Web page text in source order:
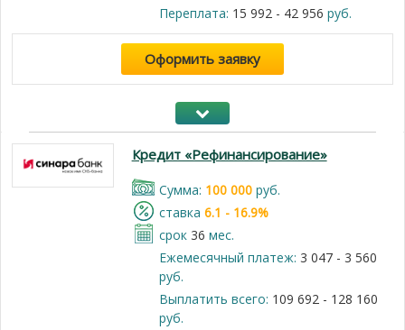
Переплата: 15 992 - 42 956 руб.
Оформить заявку
Кредит «Рефинансирование»
Cумма: 100 000руб.
cтавка 6.1 - 16.9%
срок 36 мес.
Ежемесячный платеж: 3 047 - 3 560
руб.
Выплатить всего: 109 692 - 128 160
руб.